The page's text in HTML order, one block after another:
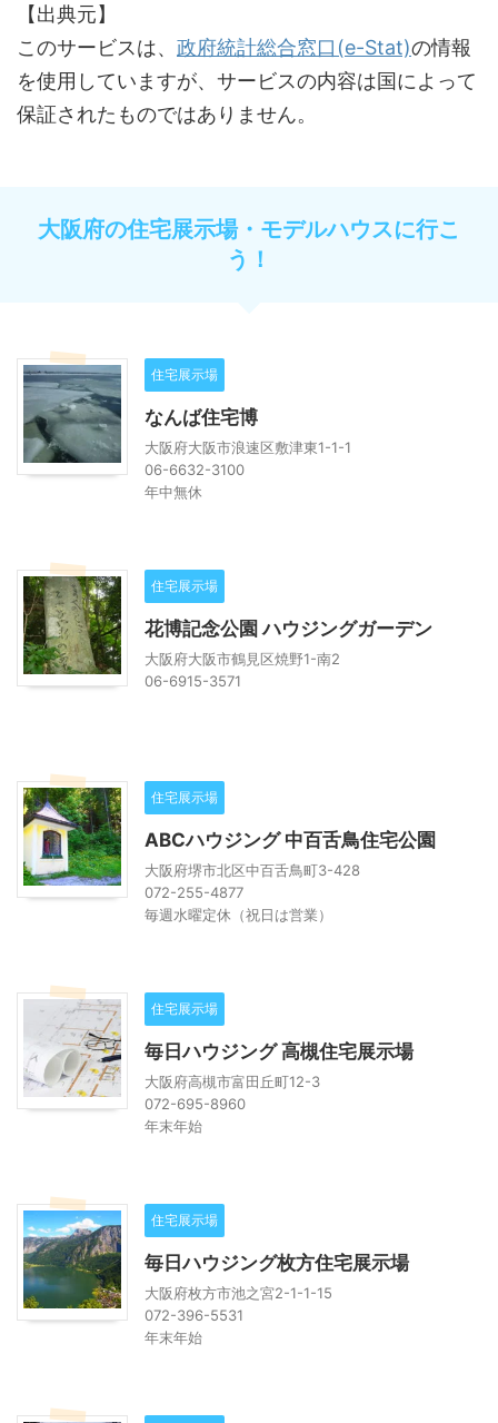
【出典元】
このサービスは、 政府統計総合窓口(e-Stat)の情報
を使用していますが、サービスの内容は国によって
保証されたものではありません。
大阪府の住宅展示場・モデルハウスに行こ
う！
住宅展示場
なんば住宅博
大阪府大阪市浪速区敷津東1-1-1
06-6632-3100
年中無休
住宅展示場
花博記念公園 ハウジングガーデン
大阪府大阪市鶴見区焼野1-南2
06-6915-3571
住宅展示場
ABCハウジング 中百舌鳥住宅公園
大阪府堺市北区中百舌鳥町3-428
072-255-4877
毎週水曜定休（祝日は営業）
住宅展示場
毎日ハウジング 高槻住宅展示場
大阪府高槻市富田丘町12-3
072-695-8960
年末年始
住宅展示場
毎日ハウジング枚方住宅展示場
大阪府枚方市池之宮2-1-1-15
072-396-5531
年末年始